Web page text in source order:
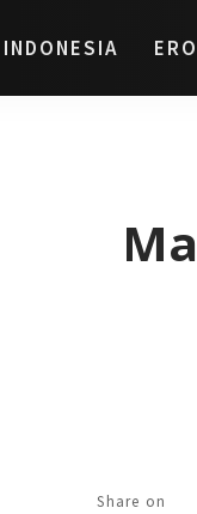
INDONESIA
Share on